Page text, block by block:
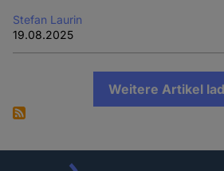
Stefan Laurin
19.08.2025
Weitere Artikel